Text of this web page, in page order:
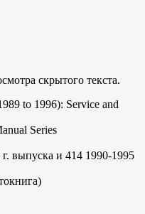
скрытого текста.
to 1996): Service and
Series
выпуска и 414 1990-1995